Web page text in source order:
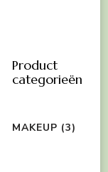
Product
categorieën
MAKEUP (3)